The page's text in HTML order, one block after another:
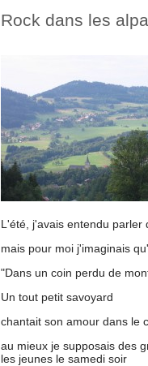
Rock dans les
L'été, j'avais entendu parler
mais pour moi j'imaginais
"Dans un coin perdu de
Un tout petit savoyard
chantait son amour dans le
au mieux je supposais des
les jeunes le samedi soir